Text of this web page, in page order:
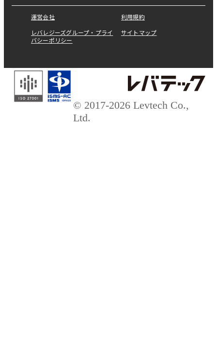
運営会社 利用規約
レバレジーズグループ・プライ
バシーポリシー
サイトマップ
© 2017-2026 Levtech Co.,
Ltd.